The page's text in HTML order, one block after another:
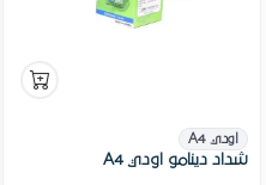
اودي A4
شداد دينامو اودي A4